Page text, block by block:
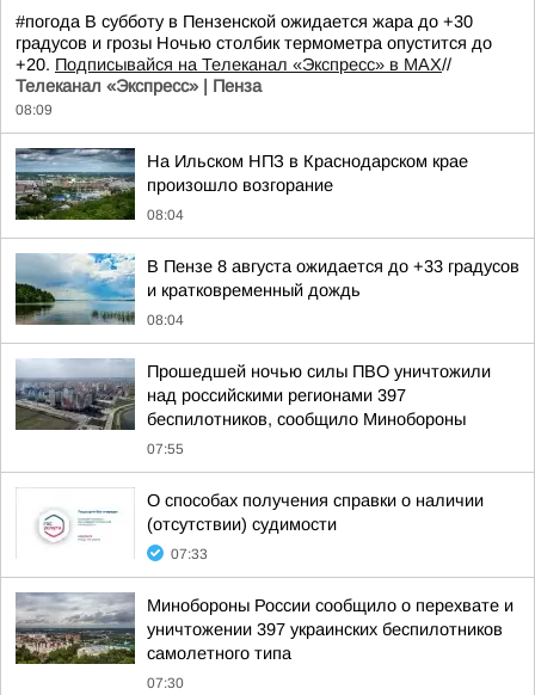
#погода В субботу в Пензенской ожидается жара до +30
градусов и грозы Ночью столбик термометра опустится до
+20. Подписывайся на Телеканал «Экспресс» в MAX//
Телеканал «Экспресс» | Пенза
08:09
На Ильском НПЗ в Краснодарском крае
произошло возгорание
08:04
В Пензе 8 августа ожидается до +33 градусов
и кратковременный дождь
08:04
Прошедшей ночью силы ПВО уничтожили
над российскими регионами 397
беспилотников, сообщило Минобороны
07:55
О способах получения справки о наличии
(отсутствии) судимости
07:33
Минобороны России сообщило о перехвате и
уничтожении 397 украинских беспилотников
самолетного типа
07:30